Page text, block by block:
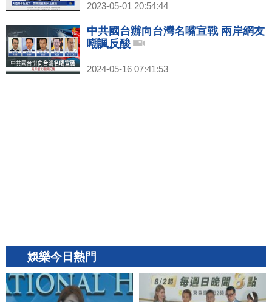
2023-05-01 20:54:44
中共國台辦向台灣名嘴宣戰 兩岸網友
嘲諷反酸
2024-05-16 07:41:53
娛樂今日熱門